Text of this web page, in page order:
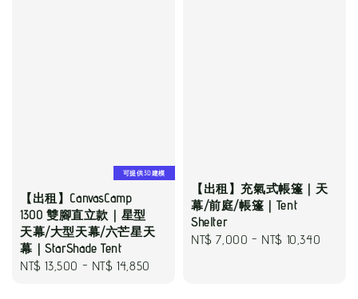
可提供3D建模
【出租】CanvasCamp
1300 雙腳直立款｜星型
天幕/大型天幕/六芒星天
幕｜StarShade Tent
Regular
NT$ 13,500 - NT$ 14,850
【出租】充氣式帳篷｜天
幕/前庭/帳篷｜Tent
Shelter
Regular
NT$ 7,000 - NT$ 10,340